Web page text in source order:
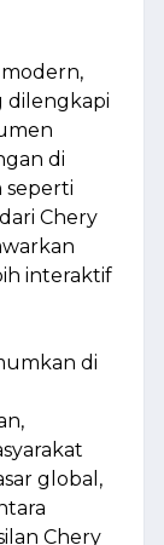
dilengkapi
di
seperti
Chery
interaktif
di
global,
Chery